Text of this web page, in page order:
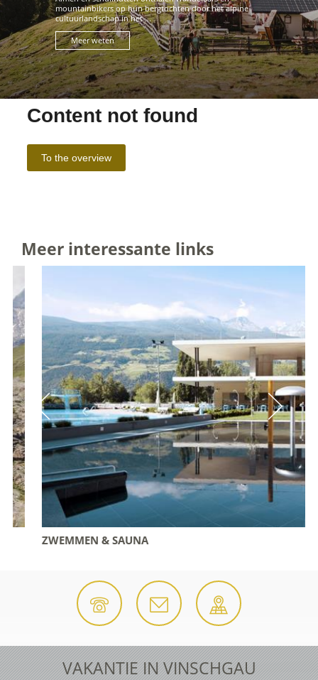
mountainbikers op hun bergtochten door het alpine
cultuurlandschap in het ...
Meer weten
Meer interessante links
ZWEMMEN & SAUNA
VAKANTIE IN VINSCHGAU